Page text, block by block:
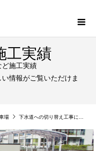
実績
ど施工実績
情報がご覧いただけま
場 下水道への切り替え工事に伴う駐車場と門まわりのリフォーム工事｜各務原市